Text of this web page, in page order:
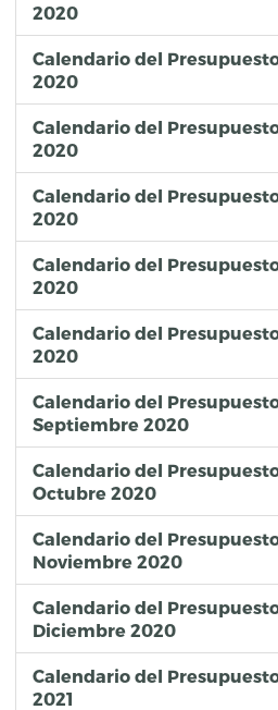
2020
Calendario del
2020
Calendario del
2020
Calendario del
2020
Calendario del
2020
Calendario del
2020
Calendario del
Septiembre 2020
Calendario del
Octubre 2020
Calendario del
Noviembre 2020
Calendario del
Diciembre 2020
Calendario del
2021